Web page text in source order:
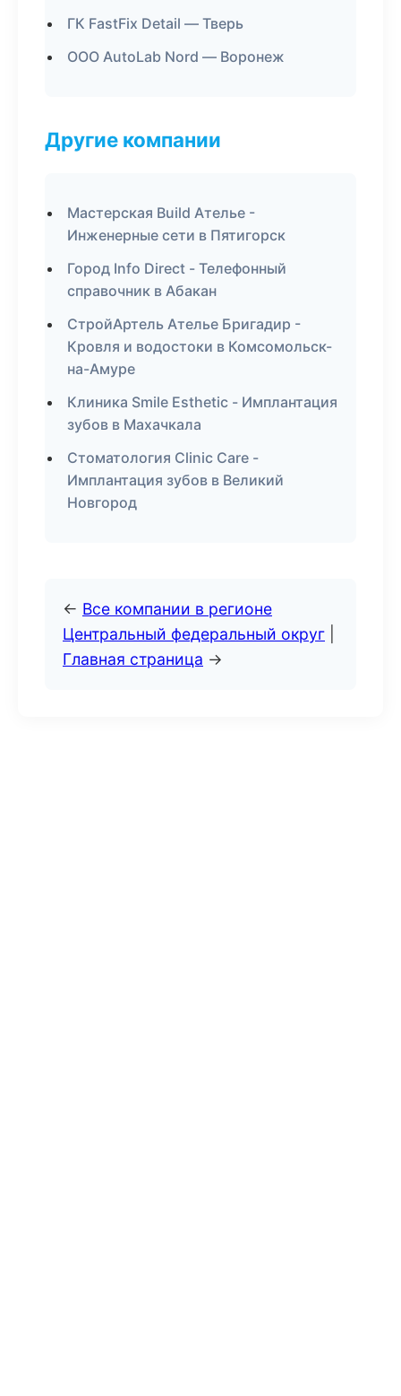
ГК FastFix Detail — Тверь
ООО AutoLab Nord — Воронеж
Другие компании
Мастерская Build Ателье -
Инженерные сети в Пятигорск
Город Info Direct - Телефонный
справочник в Абакан
СтройАртель Ателье Бригадир -
Кровля и водостоки в Комсомольск-
на-Амуре
Клиника Smile Esthetic - Имплантация
зубов в Махачкала
Стоматология Clinic Care -
Имплантация зубов в Великий
Новгород
← Все компании в регионе
Центральный федеральный округ
Главная страница →